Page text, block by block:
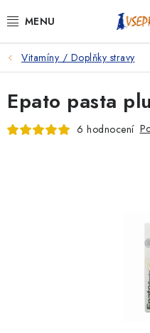
na
PSI
KOČKY
KONĚ
KRÁLÍCI/HLODAVCI/PTÁCI
Vitamíny / Doplňky stravy
Epato pasta
6 hodnocení